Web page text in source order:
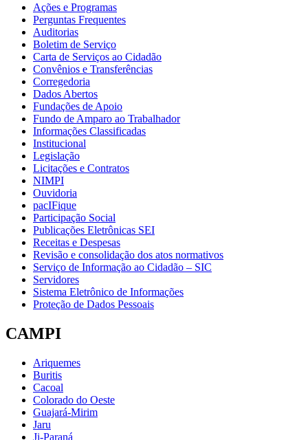
Ações e Programas
Perguntas Frequentes
Auditorias
Boletim de Serviço
Carta de Serviços ao Cidadão
Convênios e Transferências
Corregedoria
Dados Abertos
Fundações de Apoio
Fundo de Amparo ao Trabalhador
Informações Classificadas
Institucional
Legislação
Licitações e Contratos
NIMPI
Ouvidoria
pacIFique
Participação Social
Publicações Eletrônicas SEI
Receitas e Despesas
Revisão e consolidação dos atos normativos
Serviço de Informação ao Cidadão – SIC
Servidores
Sistema Eletrônico de Informações
Proteção de Dados Pessoais
CAMPI
Ariquemes
Buritis
Cacoal
Colorado do Oeste
Guajará-Mirim
Jaru
Ji-Paraná